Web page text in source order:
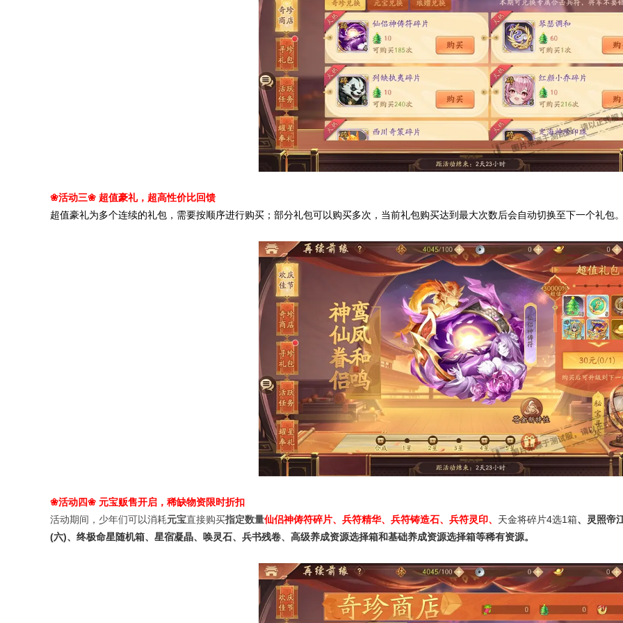
❀活动三❀ 超值豪礼，超高性价比回馈
超值豪礼为多个连续的礼包，需要按顺序进行购买；部分礼包可以购买多次，当前礼包购买达到最大次数后会自动切换至下一个礼包
❀活动四❀ 元宝贩售开启，稀缺物资限时折扣
活动期间，少年们可以消耗元宝直接购买指定数量仙侣神俦符碎片、兵符精华、兵符铸造石、兵符灵印、 天金将碎片4选1箱、灵照帝
(六)、终极命星随机箱、星宿凝晶、唤灵石、兵书残卷、 高级养成资源选择箱和基础养成资源选择箱等稀有资源。